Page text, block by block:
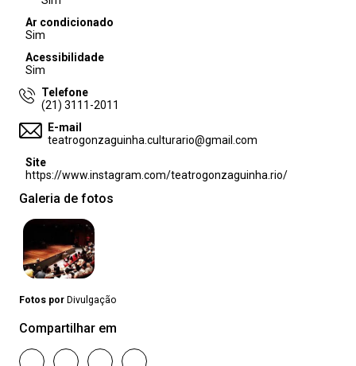
Ar condicionado
Sim
Acessibilidade
Sim
Telefone
(21) 3111-2011
E-mail
teatrogonzaguinha.culturario@gmail.com
Site
https://www.instagram.com/teatrogonzaguinha.rio/
Galeria de fotos
Fotos por Divulgação
Compartilhar em